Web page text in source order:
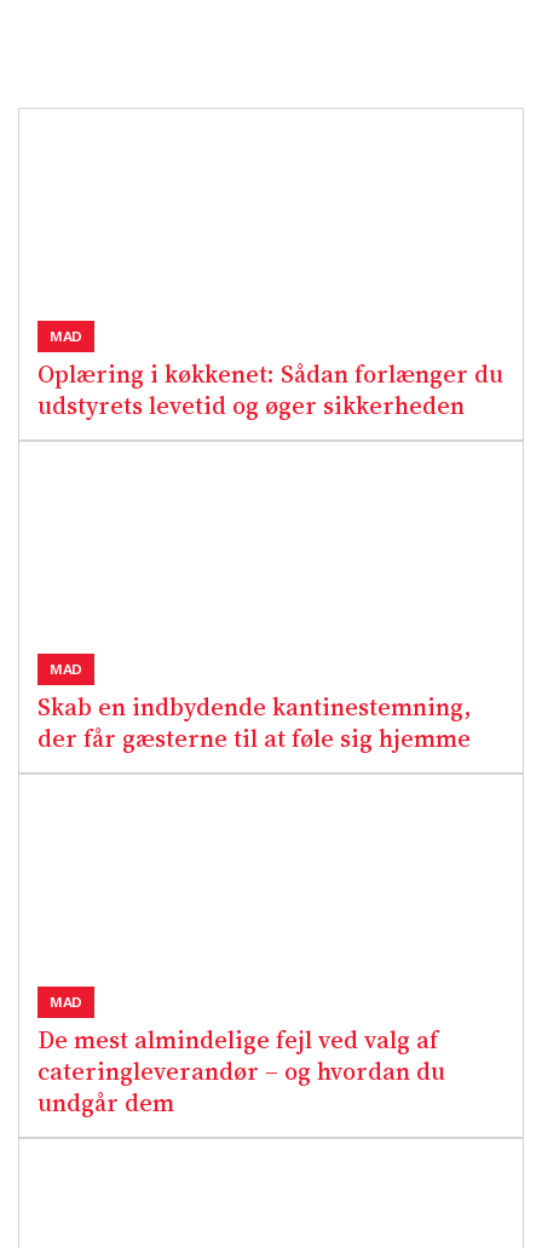
Oplæring i køkkenet: Sådan forlænger du
udstyrets levetid og øger sikkerheden
MAD
Skab en indbydende kantinestemning,
der får gæsterne til at føle sig hjemme
MAD
De mest almindelige fejl ved valg af
cateringleverandør – og hvordan du
undgår dem
MAD